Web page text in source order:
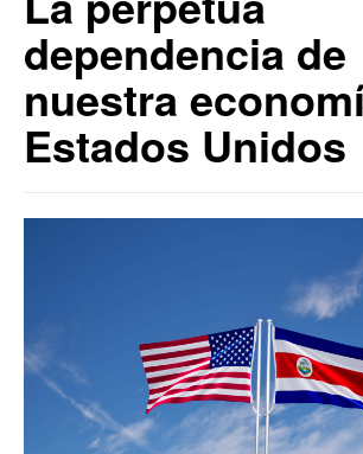
dependencia de
nuestra
Estados Unidos